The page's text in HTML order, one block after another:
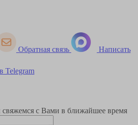
Обратная связь Написать
Telegram
с Вами в ближайшее время